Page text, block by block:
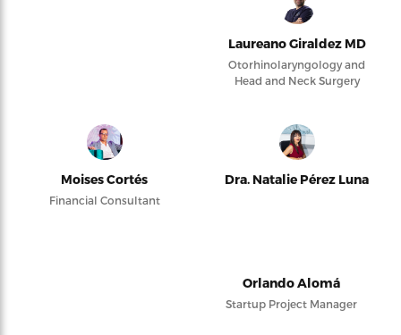
Laureano Giraldez MD
Otorhinolaryngology and
Head and Neck Surgery
Moises Cortés
Financial Consultant
Dra. Natalie Pérez Luna
Orlando Alomá
Startup Project Manager